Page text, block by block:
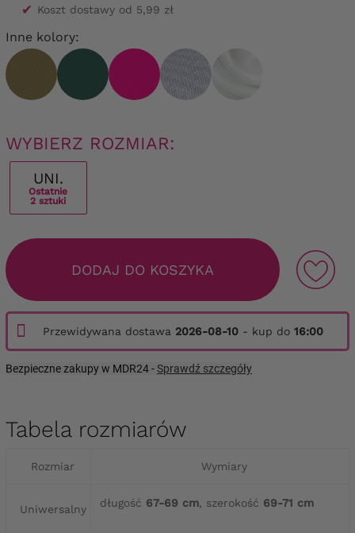
✔ Koszt dostawy od 5,99 zł
Inne kolory:
WYBIERZ ROZMIAR:
UNI.
Ostatnie
2 sztuki
DODAJ DO KOSZYKA
Przewidywana dostawa 2026-08-10 - kup do 16:00
Bezpieczne zakupy w MDR24 -Sprawdź szczegóły
Tabela rozmiarów
Rozmiar Wymiary
Uniwersalny długość 67-69 cm, szerokość 69-71 cm